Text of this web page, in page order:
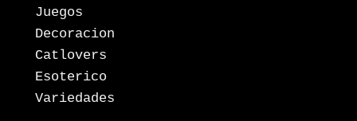
Juegos
Decoracion
Catlovers
Esoterico
Variedades